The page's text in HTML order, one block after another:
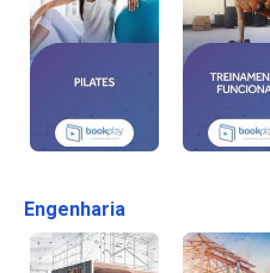
Engenharia